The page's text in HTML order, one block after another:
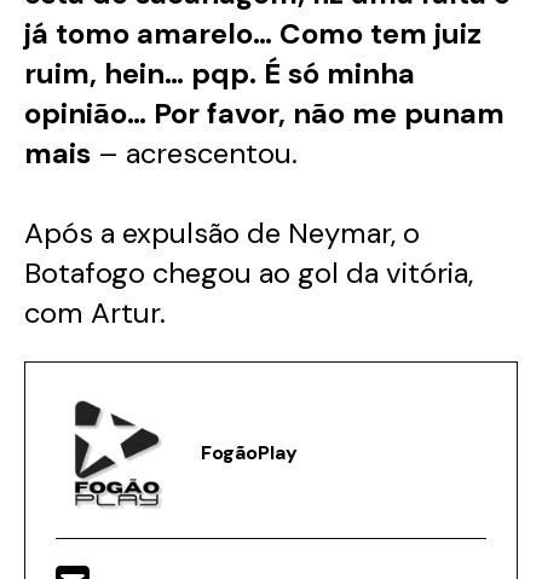
já tomo amarelo… Como tem juiz
ruim, hein… pqp. É só minha
opinião… Por favor, não me punam
mais – acrescentou.
Após a expulsão de Neymar, o
Botafogo chegou ao gol da vitória,
com Artur.
FogãoPlay